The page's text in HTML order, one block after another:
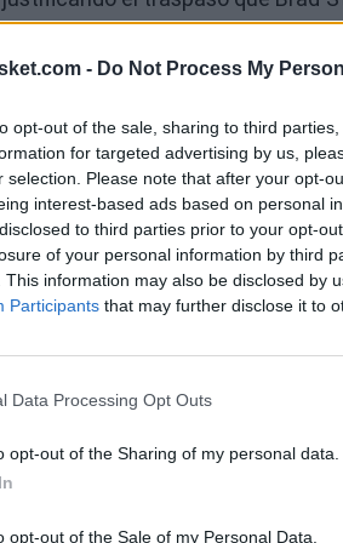
- Do Not Process My
opt-out of the sale, sharing to third
for targeted advertising by us,
selection. Please note that after your opt-
interest-based ads based on personal
to third parties prior to your opt-
of your personal information by third
This information may also be disclosed by
Participants that may further disclose it to
Data Processing Opt Outs
opt-out of the Sharing of my personal data.
opt-out of the Sale of my Personal Data.
impusieran a
de la segunda unidad, Brogdon